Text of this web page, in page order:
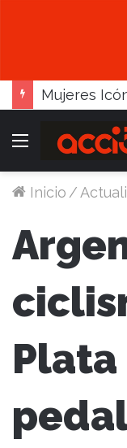
Menú
Inicio /
Plata